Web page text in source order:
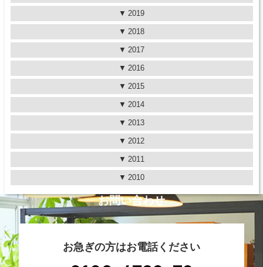
2019
2018
2017
2016
2015
2014
2013
2012
2011
2010
お問い合わせ
お急ぎの方はお電話ください